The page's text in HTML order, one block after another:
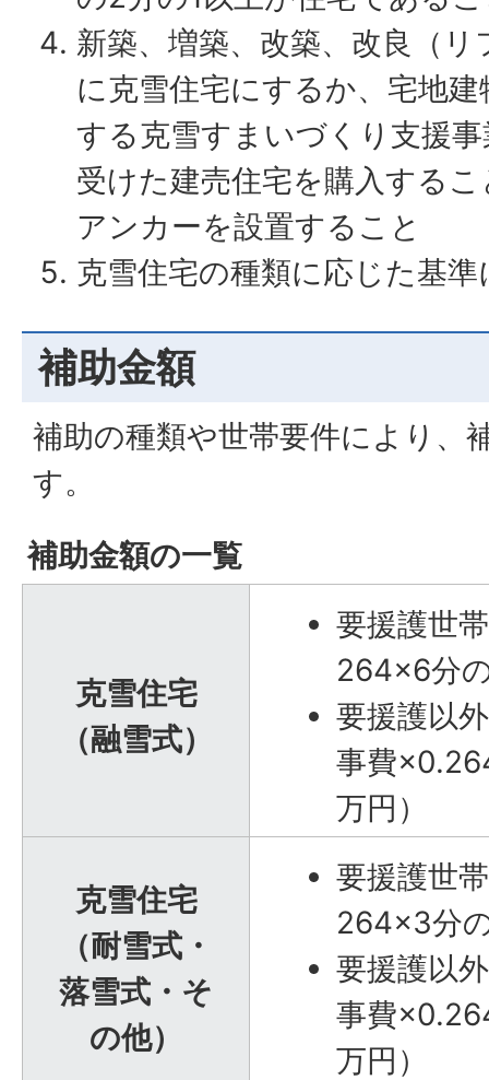
新築、増築、改築、改良（
に克雪住宅にするか、宅地
する克雪すまいづくり支援
受けた建売住宅を購入する
アンカーを設置すること
克雪住宅の種類に応じた基
補助金額
補助の種類や世帯要件により、
す。
補助金額の一覧
克雪住宅
（融雪式）
要援護世
264×6分
要援護以
事費
万円）
克雪住宅
（耐雪式・
落雪式・そ
の他）
要援護世
264×3分
要援護以
事費
万円）